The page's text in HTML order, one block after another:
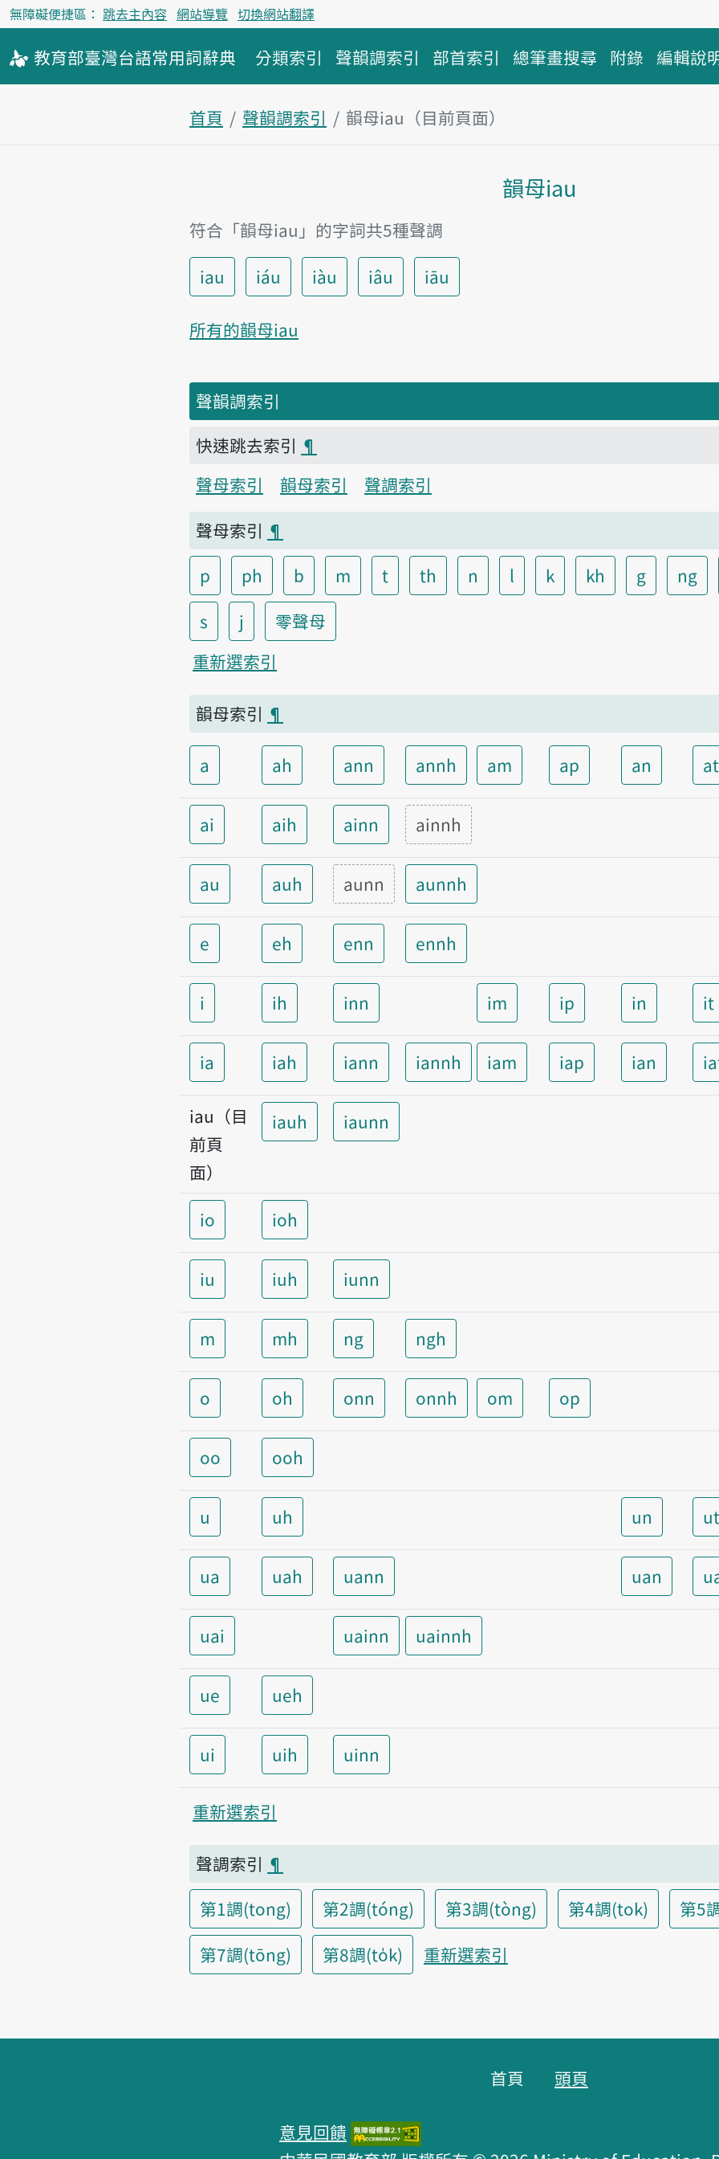
無障礙便捷區： 跳去主內容 網站導覽 切換網站翻譯
教育部臺灣台語常用詞辭典 分類索引 聲韻調索引 部首索引 總筆畫搜尋 附錄 編輯說
首頁 聲韻調索引
韻母iau（目前頁面）
韻母iau
符合「韻母iau」的字詞共5種聲調
iau
iáu iàu iâu iāu
所有的韻母iau
聲韻調索引
快速跳去索引 ¶
聲母索引
韻母索引
聲調索引
聲母索引 ¶
p
ph b m t th n l k kh g ng
s
j
零聲母
重新選索引
韻母索引 ¶
a ah ann annh am ap an at
ai aih ainn ainnh
au auh aunn aunnh
e eh enn ennh
i ih inn im ip in it
ia iah iann iannh iam iap ian
iau（目
前頁
面）
iauh iaunn
io ioh
iu iuh iunn
m mh ng ngh
o oh onn onnh om op
oo ooh
u uh un ut
ua uah uann uan
uai uainn uainnh
ue ueh
ui uih uinn
重新選索引
聲調索引 ¶
第1調(tong)
第2調(tóng) 第3調(tòng) 第4調(tok)
第5
第7調(tōng)
第8調(to̍k) 重新選索引
首頁 頭頁
意見回饋